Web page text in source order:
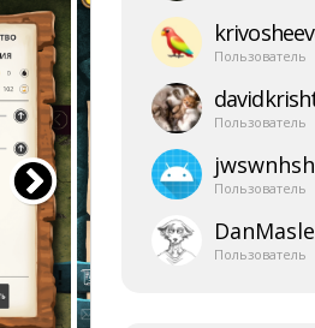
Пользователь
Пользователь
Пользователь
Пользователь